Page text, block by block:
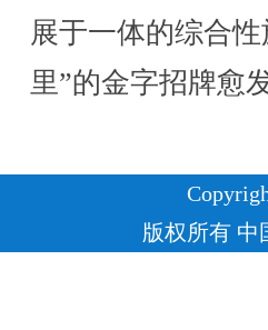
展于一体的综合
里”的金字招牌愈
版权所有 中